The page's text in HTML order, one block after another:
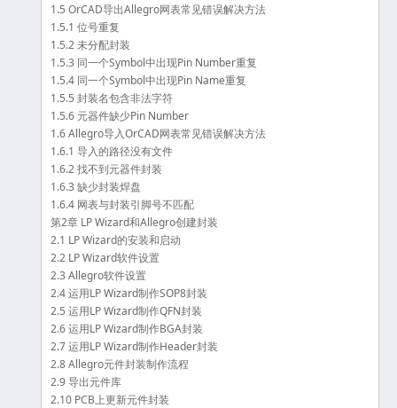
1.5 OrCAD导出Allegro网表常见错误解决方法
1.5.1 位号重复
1.5.2 未分配封装
1.5.3 同一个Symbol中出现Pin Number重复
1.5.4 同一个Symbol中出现Pin Name重复
1.5.5 封装名包含非法字符
1.5.6 元器件缺少Pin Number
1.6 Allegro导入OrCAD网表常见错误解决方法
1.6.1 导入的路径没有文件
1.6.2 找不到元器件封装
1.6.3 缺少封装焊盘
1.6.4 网表与封装引脚号不匹配
第2章 LP Wizard和Allegro创建封装
2.1 LP Wizard的安装和启动
2.2 LP Wizard软件设置
2.3 Allegro软件设置
2.4 运用LP Wizard制作SOP8封装
2.5 运用LP Wizard制作QFN封装
2.6 运用LP Wizard制作BGA封装
2.7 运用LP Wizard制作Header封装
2.8 Allegro元件封装制作流程
2.9 导出元件库
2.10 PCB上更新元件封装